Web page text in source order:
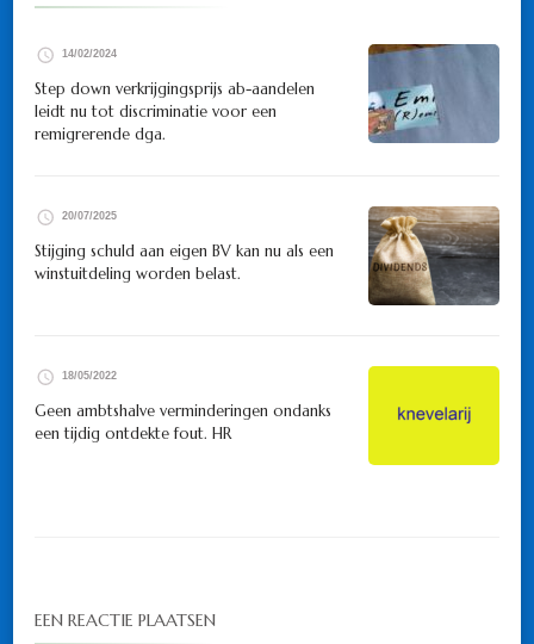
14/02/2024
Step down verkrijgingsprijs ab-aandelen
leidt nu tot discriminatie voor een
remigrerende dga.
20/07/2025
Stijging schuld aan eigen BV kan nu als een
winstuitdeling worden belast.
18/05/2022
Geen ambtshalve verminderingen ondanks
een tijdig ontdekte fout. HR
EEN REACTIE PLAATSEN